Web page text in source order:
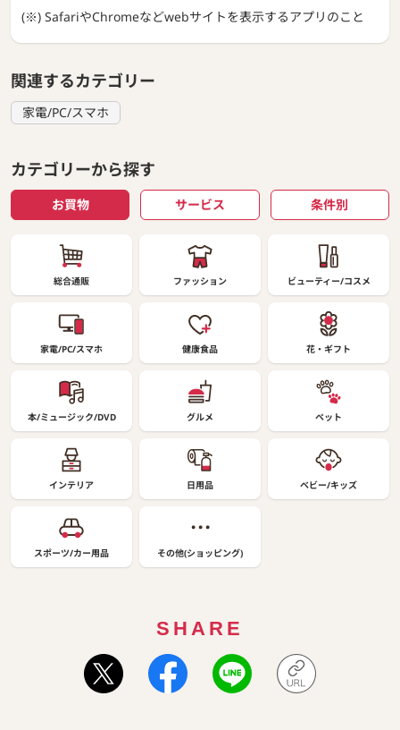
(※) SafariやChromeなどwebサイトを表示するアプリのこと
関連するカテゴリー
家電/PC/スマホ
カテゴリーから探す
お買物 サービス 条件別
総合通販 ファッション ビューティー/コスメ
家電/PC/スマホ 健康食品 花・ギフト
本/ミュージック/DVD グルメ ペット
インテリア 日用品 ベビー/キッズ
スポーツ/カー用品 その他(ショッピング)
SHARE